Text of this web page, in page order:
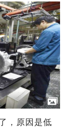
，原因是低